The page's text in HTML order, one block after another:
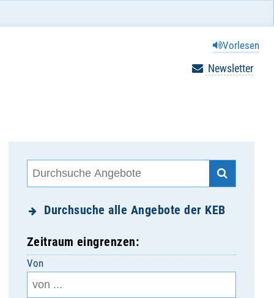
Vorlesen
Newsletter
Durchsuche alle Angebote der KEB
Zeitraum eingrenzen:
Von